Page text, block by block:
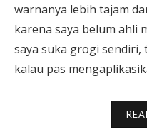
warnanya lebih tajam
karena saya belum ahli
saya suka grogi sendiri,
kalau pas